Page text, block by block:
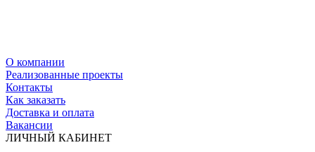
О компании
Реализованные проекты
Контакты
Как заказать
Доставка и оплата
Вакансии
ЛИЧНЫЙ КАБИНЕТ